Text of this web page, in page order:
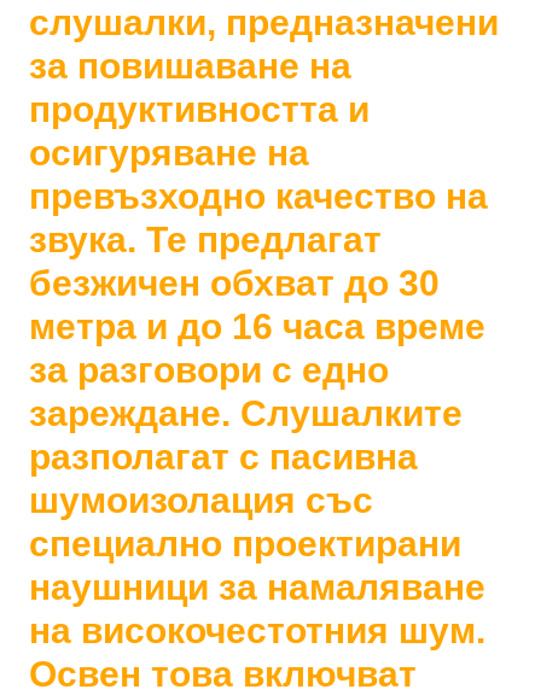
слушалки, предназначени
за повишаване на
продуктивността и
осигуряване на
превъзходно качество на
звука. Те предлагат
безжичен обхват до 30
метра и до 16 часа време
за разговори с едно
зареждане. Слушалките
разполагат с пасивна
шумоизолация със
специално проектирани
наушници за намаляване
на високочестотния шум.
Освен това включват